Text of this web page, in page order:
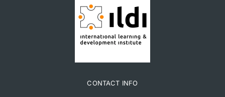
CONTACT INFO